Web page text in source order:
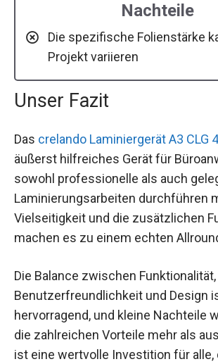
Nachteile
Die spezifische Folienstärke
Projekt variieren
Unser Fazit
Das crelando Laminiergerät A3 CLG
äußerst hilfreiches Gerät für
sowohl professionelle als auch
Laminierungsarbeiten durchführen
Vielseitigkeit und die zusätzlichen
machen es zu einem echten
Die Balance zwischen Funktionalität,
Benutzerfreundlichkeit und Design
hervorragend, und kleine Nachteile
die zahlreichen Vorteile mehr als
ist eine wertvolle Investition für alle,